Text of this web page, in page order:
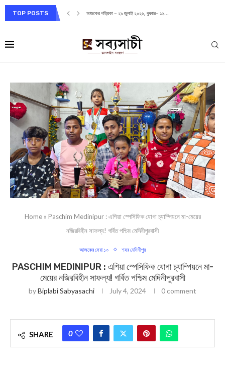
TOP POSTS আজকের পত্রিকা – ২৮ জুলাই ২০২৬, মঙ্গলবার– ১১...
Home» Paschim Medinipur : এশিয়া স্পেসিফিক যোগা চ্যাম্পিয়নে মা-মেয়ের
নজিরবিহীন সাফল্য! গর্বিত পশ্চিম মেদিনীপুরবাসী
আজকের সেরা ১০ শহর মেদিনীপুর
PASCHIM MEDINIPUR : এশিয়া স্পেসিফিক যোগা চ্যাম্পিয়নে মা-
মেয়ের নজিরবিহীন সাফল্য! গর্বিত পশ্চিম মেদিনীপুরবাসী
byBiplabi Sabyasachi July 4, 2024 0 comment
SHARE 0